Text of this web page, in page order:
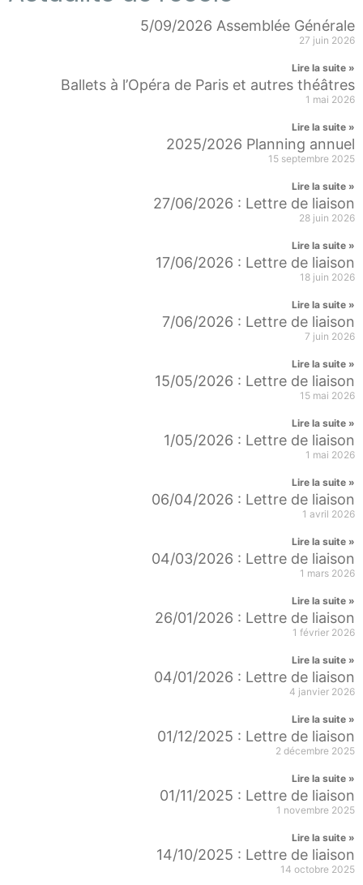
5/09/2026 Assemblée Générale
27 juin 2026
Lire la suite »
Ballets à l’Opéra de Paris et autres théâtres
1 mai 2026
Lire la suite »
2025/2026 Planning annuel
15 septembre 2025
Lire la suite »
27/06/2026 : Lettre de liaison
28 juin 2026
Lire la suite »
17/06/2026 : Lettre de liaison
18 juin 2026
Lire la suite »
7/06/2026 : Lettre de liaison
7 juin 2026
Lire la suite »
15/05/2026 : Lettre de liaison
15 mai 2026
Lire la suite »
1/05/2026 : Lettre de liaison
1 mai 2026
Lire la suite »
06/04/2026 : Lettre de liaison
1 avril 2026
Lire la suite »
04/03/2026 : Lettre de liaison
1 mars 2026
Lire la suite »
26/01/2026 : Lettre de liaison
1 février 2026
Lire la suite »
04/01/2026 : Lettre de liaison
4 janvier 2026
Lire la suite »
01/12/2025 : Lettre de liaison
2 décembre 2025
Lire la suite »
01/11/2025 : Lettre de liaison
1 novembre 2025
Lire la suite »
14/10/2025 : Lettre de liaison
14 octobre 2025